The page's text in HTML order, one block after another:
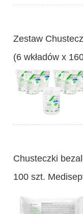
Zestaw
(6 wkładów x
Chusteczki
100 szt.